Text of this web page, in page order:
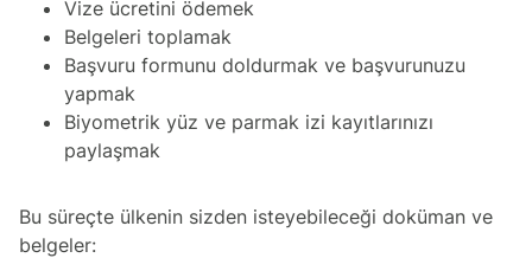
Vize ücretini ödemek
Belgeleri toplamak
Başvuru formunu doldurmak ve başvurunuzu
yapmak
Biyometrik yüz ve parmak izi kayıtlarınızı
paylaşmak
Bu süreçte ülkenin sizden isteyebileceği doküman ve
belgeler: